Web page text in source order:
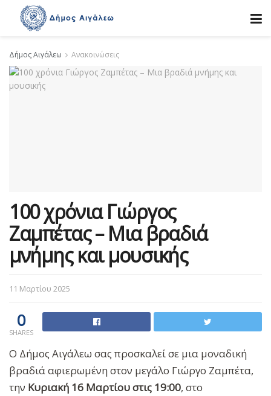
Δήμος Αιγάλεω Ανακοινώσεις
100 χρόνια Γιώργος
Ζαμπέτας – Μια βραδιά
μνήμης και μουσικής
11 Μαρτίου 2025
0
SHARES
Ο Δήμος Αιγάλεω σας προσκαλεί σε μια μοναδική
βραδιά αφιερωμένη στον μεγάλο Γιώργο Ζαμπέτα,
την Κυριακή 16 Μαρτίου στις 19:00, στο